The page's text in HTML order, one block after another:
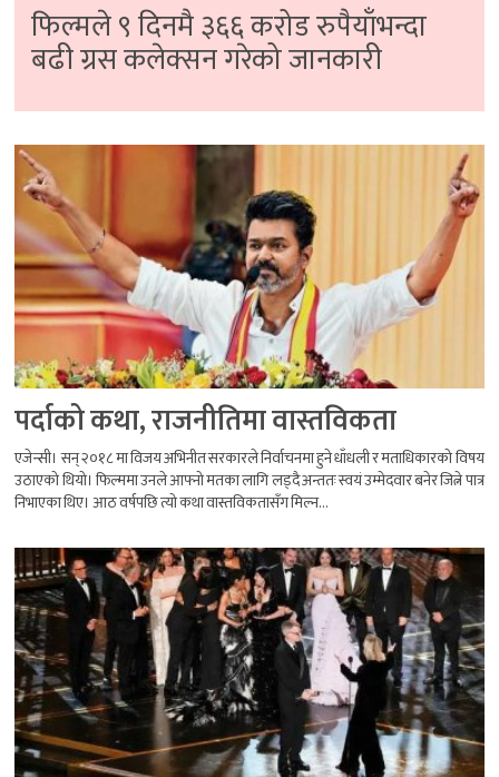
फिल्मले ९ दिनमै ३६६ करोड रुपैयाँभन्दा
बढी ग्रस कलेक्सन गरेको जानकारी
पर्दाको कथा, राजनीतिमा वास्तविकता
एजेन्सी। सन् २०१८ मा विजय अभिनीत सरकारले निर्वाचनमा हुने धाँधली र मताधिकारको विषय
उठाएको थियो। फिल्ममा उनले आफ्नो मतका लागि लड्दै अन्ततः स्वयं उम्मेदवार बनेर जित्ने पात्र
निभाएका थिए। आठ वर्षपछि त्यो कथा वास्तविकतासँग मिल्न...